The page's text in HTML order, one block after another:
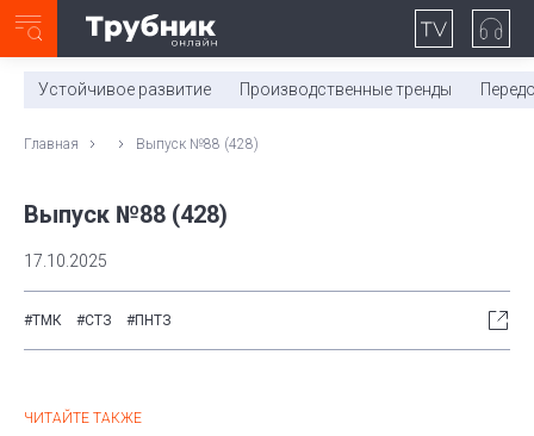
0:00/ 11:03
Устойчивое развитие Производственные тренды
Главная Выпуск №88 (428)
Выпуск №88 (428)
17.10.2025
#ТМК #СТЗ #ПНТЗ
ЧИТАЙТЕ ТАКЖЕ